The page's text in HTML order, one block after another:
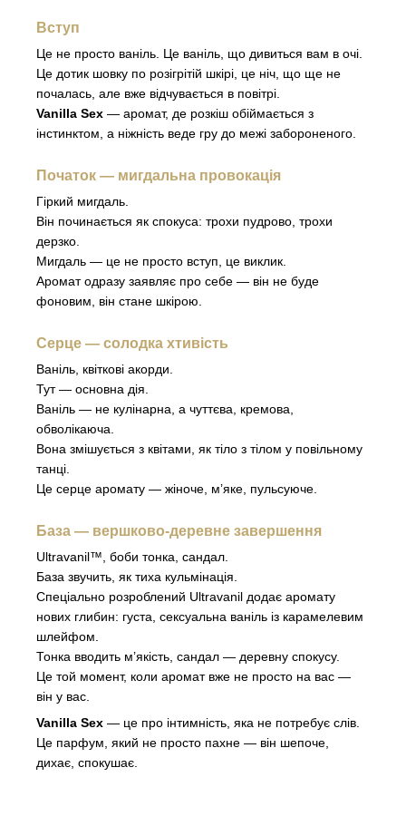
Вступ
Це не просто ваніль. Це ваніль, що дивиться вам в очі.
Це дотик шовку по розігрітій шкірі, це ніч, що ще не
почалась, але вже відчувається в повітрі.
Vanilla Sex — аромат, де розкіш обіймається з
інстинктом, а ніжність веде гру до межі забороненого.
Початок — мигдальна провокація
Гіркий мигдаль.
Він починається як спокуса: трохи пудрово, трохи
дерзко.
Мигдаль — це не просто вступ, це виклик.
Аромат одразу заявляє про себе — він не буде
фоновим, він стане шкірою.
Серце — солодка хтивість
Ваніль, квіткові акорди.
Тут — основна дія.
Ваніль — не кулінарна, а чуттєва, кремова,
обволікаюча.
Вона змішується з квітами, як тіло з тілом у повільному
танці.
Це серце аромату — жіноче, м’яке, пульсуюче.
База — вершково-деревне завершення
Ultravanil™, боби тонка, сандал.
База звучить, як тиха кульмінація.
Спеціально розроблений Ultravanil додає аромату
нових глибин: густа, сексуальна ваніль із карамелевим
шлейфом.
Тонка вводить м’якість, сандал — деревну спокусу.
Це той момент, коли аромат вже не просто на вас —
він у вас.
Vanilla Sex — це про інтимність, яка не потребує слів.
Це парфум, який не просто пахне — він шепоче,
дихає, спокушає.